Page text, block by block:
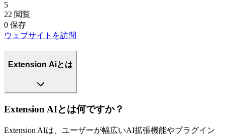
5
22 閲覧
0 保存
ウェブサイトを訪問
Extension Aiとは
Extension AIとは何ですか？
Extension AIは、ユーザーが幅広いAI拡張機能やプラグイン